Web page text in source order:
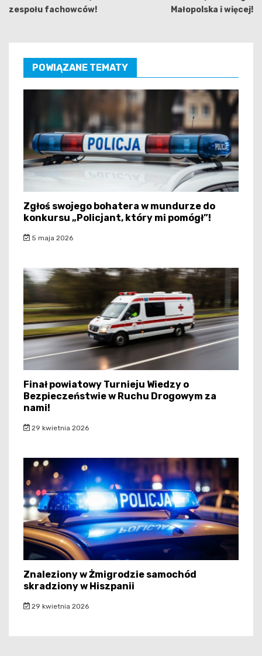
zespołu fachowców!
Małopolska i więcej!
POWIĄZANE TEMATY
Zgłoś swojego bohatera w mundurze do
konkursu „Policjant, który mi pomógł”!
5 maja 2026
Finał powiatowy Turnieju Wiedzy o
Bezpieczeństwie w Ruchu Drogowym za
nami!
29 kwietnia 2026
Znaleziony w Żmigrodzie samochód
skradziony w Hiszpanii
29 kwietnia 2026